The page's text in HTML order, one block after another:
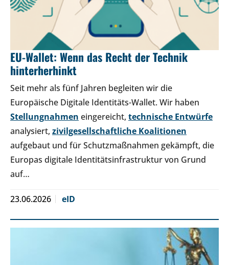
EU-Wallet: Wenn das Recht der Technik
hinterherhinkt
Seit mehr als fünf Jahren begleiten wir die
Europäische Digitale Identitäts-Wallet. Wir haben
Stellungnahmen eingereicht, technische Entwürfe
analysiert, zivilgesellschaftliche Koalitionen
aufgebaut und für Schutzmaßnahmen gekämpft, die
Europas digitale Identitätsinfrastruktur von Grund
auf…
23.06.2026 eID